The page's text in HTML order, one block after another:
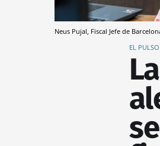
Neus Pujal, Fiscal Jefe de
EL